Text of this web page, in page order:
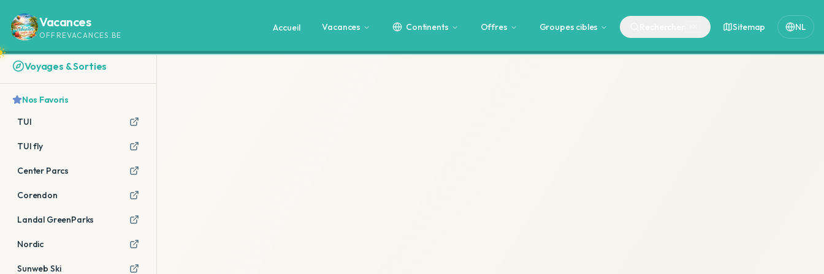
Vacances
OFFREVACANCES.BE
Accueil Vacances Continents Offres Groupes cibles Sitemap NL
Voyages & Sorties
Nos Favoris
TUI
TUI fly
Center Parcs
Corendon
Landal GreenParks
Nordic
Sunweb Ski